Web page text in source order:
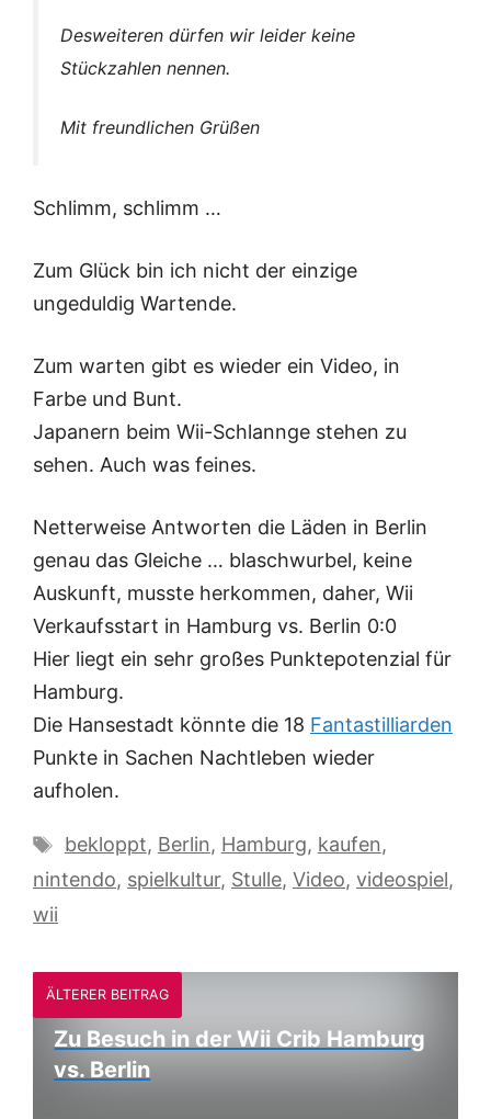
Desweiteren dürfen wir leider keine
Stückzahlen nennen.
Mit freundlichen Grüßen
Schlimm, schlimm …
Zum Glück bin ich nicht der einzige
ungeduldig Wartende.
Zum warten gibt es wieder ein Video, in
Farbe und Bunt.
Japanern beim Wii-Schlannge stehen zu
sehen. Auch was feines.
Netterweise Antworten die Läden in Berlin
genau das Gleiche … blaschwurbel, keine
Auskunft, musste herkommen, daher, Wii
Verkaufsstart in Hamburg vs. Berlin 0:0
Hier liegt ein sehr großes Punktepotenzial für
Hamburg.
Die Hansestadt könnte die 18 Fantastilliarden
Punkte in Sachen Nachtleben wieder
aufholen.
Schlagwörter
bekloppt, Berlin, Hamburg, kaufen,
nintendo, spielkultur, Stulle, Video, videospiel,
wii
ÄLTERER BEITRAG
Zu Besuch in der Wii Crib Hamburg
vs. Berlin